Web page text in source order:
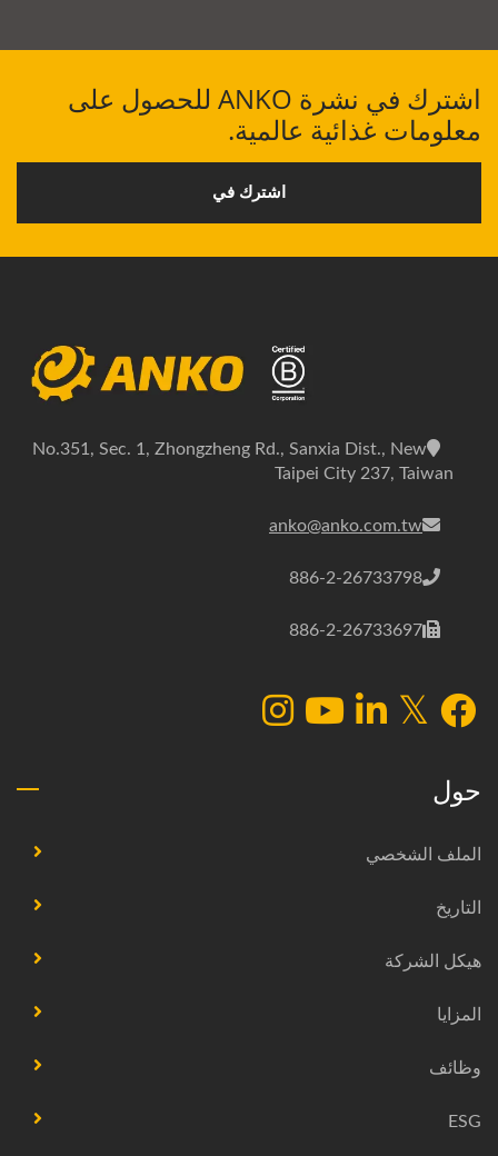
اشترك في نشرة ANKO للحصول على
معلومات غذائية عالمية.
اشترك في
No.351, Sec. 1, Zhongzheng Rd., Sanxia Dist., New
Taipei City 237, Taiwan
anko@anko.com.tw
886-2-26733798
886-2-26733697
حول
الملف الشخصي
التاريخ
هيكل الشركة
المزايا
وظائف
ESG